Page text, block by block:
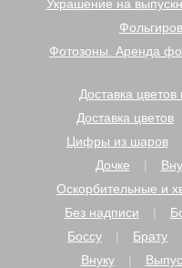
Украшение на
Фотозоны. Аренда
Доставка
Доставка цветов
Цифры из шаров
Дочке
Оскорбительные и
Без надписи
Боссу
Брату
Внуку